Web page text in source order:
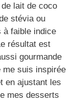
lait de coco
stévia ou
à faible indice
résultat est
gourmande
me suis inspirée
en ajustant les
mes desserts